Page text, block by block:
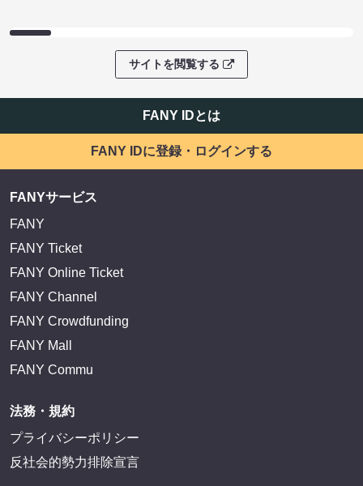
サイトを閲覧する
FANY IDとは
FANY IDに登録・ログインする
FANYサービス
FANY
FANY Ticket
FANY Online Ticket
FANY Channel
FANY Crowdfunding
FANY Mall
FANY Commu
法務・規約
プライバシーポリシー
反社会的勢力排除宣言